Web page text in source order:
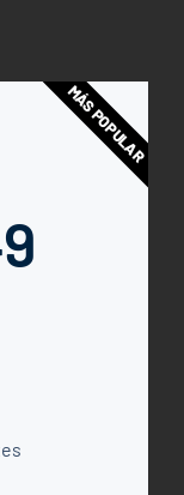
MÁS POPULAR